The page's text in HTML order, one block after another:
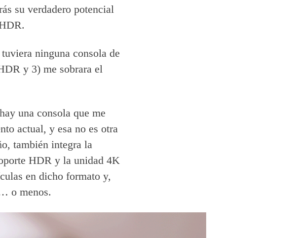
su verdadero potencial
ninguna consola de
y 3) me sobrara el
una consola que me
actual, y esa no es otra
también integra la
HDR y la unidad 4K
en dicho formato y,
o menos.